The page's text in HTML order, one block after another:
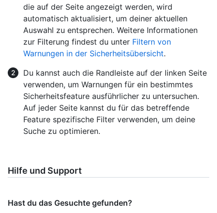
die auf der Seite angezeigt werden, wird
automatisch aktualisiert, um deiner aktuellen
Auswahl zu entsprechen. Weitere Informationen
zur Filterung findest du unter Filtern von
Warnungen in der Sicherheitsübersicht.
Du kannst auch die Randleiste auf der linken Seite
verwenden, um Warnungen für ein bestimmtes
Sicherheitsfeature ausführlicher zu untersuchen.
Auf jeder Seite kannst du für das betreffende
Feature spezifische Filter verwenden, um deine
Suche zu optimieren.
Hilfe und Support
Hast du das Gesuchte gefunden?